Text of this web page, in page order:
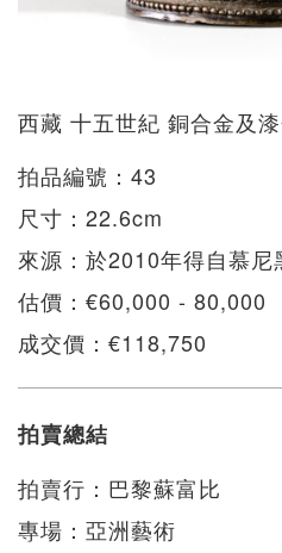
西藏 十五世紀 銅合金及
拍品編號：43
尺寸：22.6cm
來源：於2010年得自慕尼
估價：€60,000 - 80,000
成交價：€118,750
拍賣總結
拍賣行：巴黎蘇富比
專場：亞洲藝術